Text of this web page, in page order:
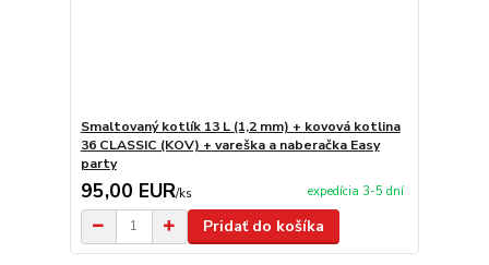
Smaltovaný kotlík 13 L (1,2 mm) + kovová kotlina
36 CLASSIC (KOV) + vareška a naberačka Easy
party
95,00 EUR/ks expedícia 3-5 dní
Pridať do košíka